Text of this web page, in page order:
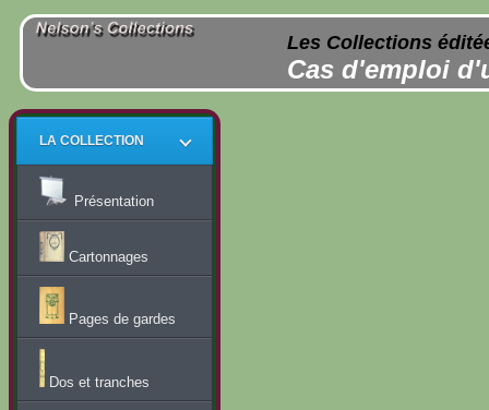
Les Collections
Cas d'emploi
LA COLLECTION
Présentation
Cartonnages
Pages de gardes
Dos et tranches